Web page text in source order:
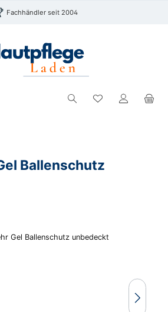
Fachhändler seit 2004
Du hast 0
Ballenschutz